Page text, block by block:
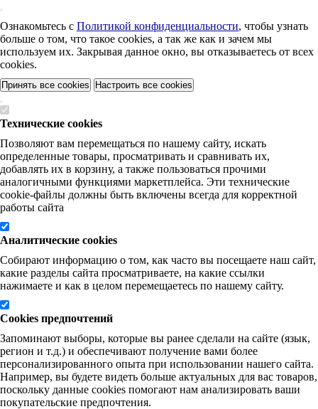
Ознакомьтесь с Политикой конфиденциальности, чтобы узнать
больше о том, что такое cookies, а так же как и зачем мы
используем их. Закрывая данное окно, вы отказываетесь от всех
cookies.
Принять все cookies Настроить все cookies
Технические cookies
Позволяют вам перемещаться по нашему сайту, искать
определенные товары, просматривать и сравнивать их,
добавлять их в корзину, а также пользоваться прочими
аналогичными функциями маркетплейса. Эти технические
cookie-файлы должны быть включены всегда для корректной
работы сайта
Аналитические cookies
Собирают информацию о том, как часто вы посещаете наш сайт,
какие разделы сайта просматриваете, на какие ссылки
нажимаете и как в целом перемещаетесь по нашему сайту.
Cookies предпочтений
Запоминают выборы, которые вы ранее сделали на сайте (язык,
регион и т.д.) и обеспечивают получение вами более
персонализированного опыта при использовании нашего сайта.
Например, вы будете видеть больше актуальных для вас товаров,
поскольку данные cookies помогают нам анализировать ваши
покупательские предпочтения.